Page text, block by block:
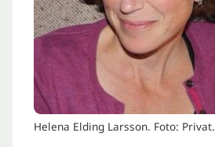
Helena Elding Larsson. Foto: Privat.